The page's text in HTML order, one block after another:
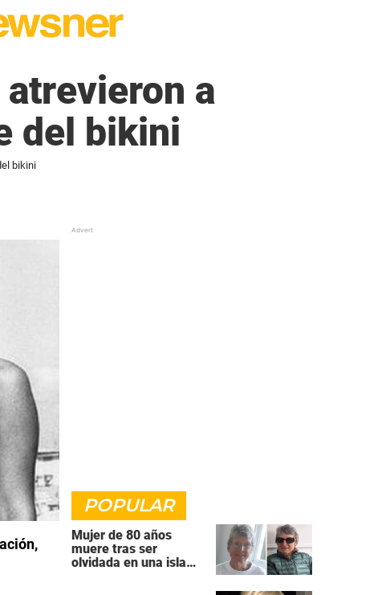
a
del bikini
bikini
POPULAR
Mujer de 80 años
muere tras ser
olvidada en una isla